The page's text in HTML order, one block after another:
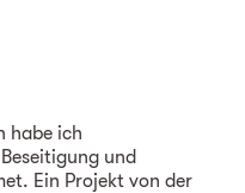
habe ich
und
Ein Projekt von der